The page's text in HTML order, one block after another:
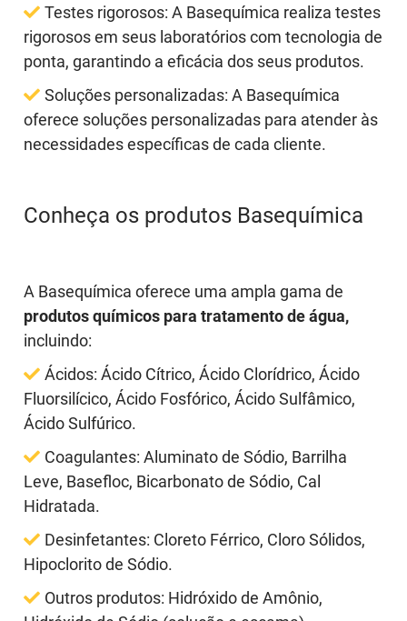
Testes rigorosos: A Basequímica realiza testes
rigorosos em seus laboratórios com tecnologia de
ponta, garantindo a eficácia dos seus produtos.
Soluções personalizadas: A Basequímica
oferece soluções personalizadas para atender às
necessidades específicas de cada cliente.
Conheça os produtos Basequímica
A Basequímica oferece uma ampla gama de
produtos químicos para tratamento de água,
incluindo:
Ácidos: Ácido Cítrico, Ácido Clorídrico, Ácido
Fluorsilícico, Ácido Fosfórico, Ácido Sulfâmico,
Ácido Sulfúrico.
Coagulantes: Aluminato de Sódio, Barrilha
Leve, Basefloc, Bicarbonato de Sódio, Cal
Hidratada.
Desinfetantes: Cloreto Férrico, Cloro Sólidos,
Hipoclorito de Sódio.
Outros produtos: Hidróxido de Amônio,